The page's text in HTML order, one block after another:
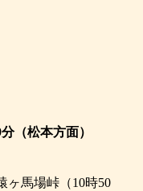
（松本方面）
馬場峠（10時50